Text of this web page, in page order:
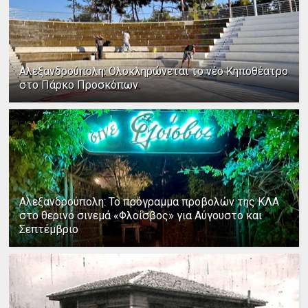
Αλεξανδρούπολη: Ολοκληρώνεται το νέο Κηποθέατρο
στο Πάρκο Προσκόπων
Αλεξανδρούπολη: Το πρόγραμμα προβολών της ΚΛΑ
στο θερινό σινεμά «Φλοίσβος» για Αύγουστο και
Σεπτέμβριο